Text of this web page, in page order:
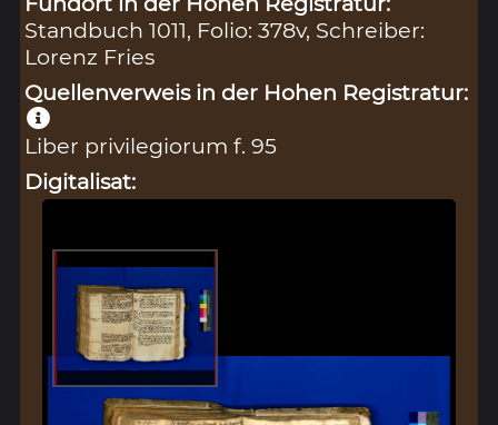
Standbuch 1011, Folio: 378v, Schreiber:
Lorenz Fries
Quellenverweis in der Hohen Registratur:
Liber privilegiorum f. 95
Digitalisat: